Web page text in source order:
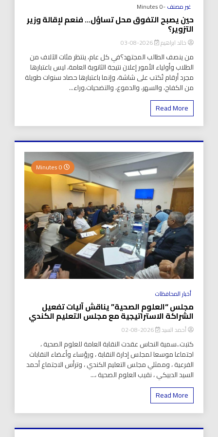
غير مصنف-0 Minutes
حين يصبح التفوق محل تساؤل… فنعم لإقالة وزير
التزوير؟
خالد ابراهيم 2026-08-03
من ينصف الطالب المجتهد؟في كل عام، ينتظر مئات الآلاف من
الطلاب وأولياء الأمور إعلان نتيجة الثانوية العامة، ليس باعتبارها
مجرد أرقام تُكتب على شاشة، وإنما باعتبارها حصاد سنوات طويلة
من الكفاح، والسهر، والدموع، والتضحيات.وراء...
Read More
أخبار المحافظات
مجلس “العلوم الصحية” يناقش آليات تفعيل
الشراكة الاستراتيجية مع مجلس التعليم الكندي
أحمد السيد 2026-08-02
كتبت..سمية النحاس عقدت النقابة العامة للعلوم الصحية ،
اجتماعا موسعا لمجلس إدارة النقابة ، ورؤساء وأعضاء النقابات
الفرعية ، وممثلي مجلس التعليم الكندي ، وترأس الاجتماع أحمد
السيد الدبيكي ، نقيب العلوم الصحية ،...
Read More